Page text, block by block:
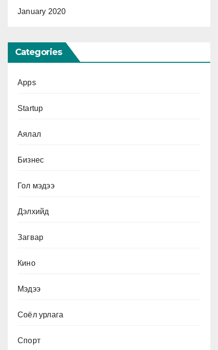
January 2020
Categories
Apps
Startup
Аялал
Бизнес
Гол мэдээ
Дэлхийд
Загвар
Кино
Мэдээ
Соёл урлага
Спорт